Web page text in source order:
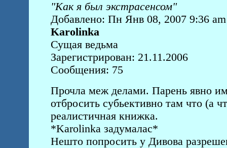
"Как я был экстрасенсом"
Добавлено: Пн Янв 08, 2007 9:36 am
Karolinka
Сущая ведьма
Зарегистрирован: 21.11.2006
Сообщения: 75
Прочла меж делами. Парень явно
отбросить субьективно там что (а
реалистичная книжка.
*Karolinka задумалас*
Нешто попросить у Дивова